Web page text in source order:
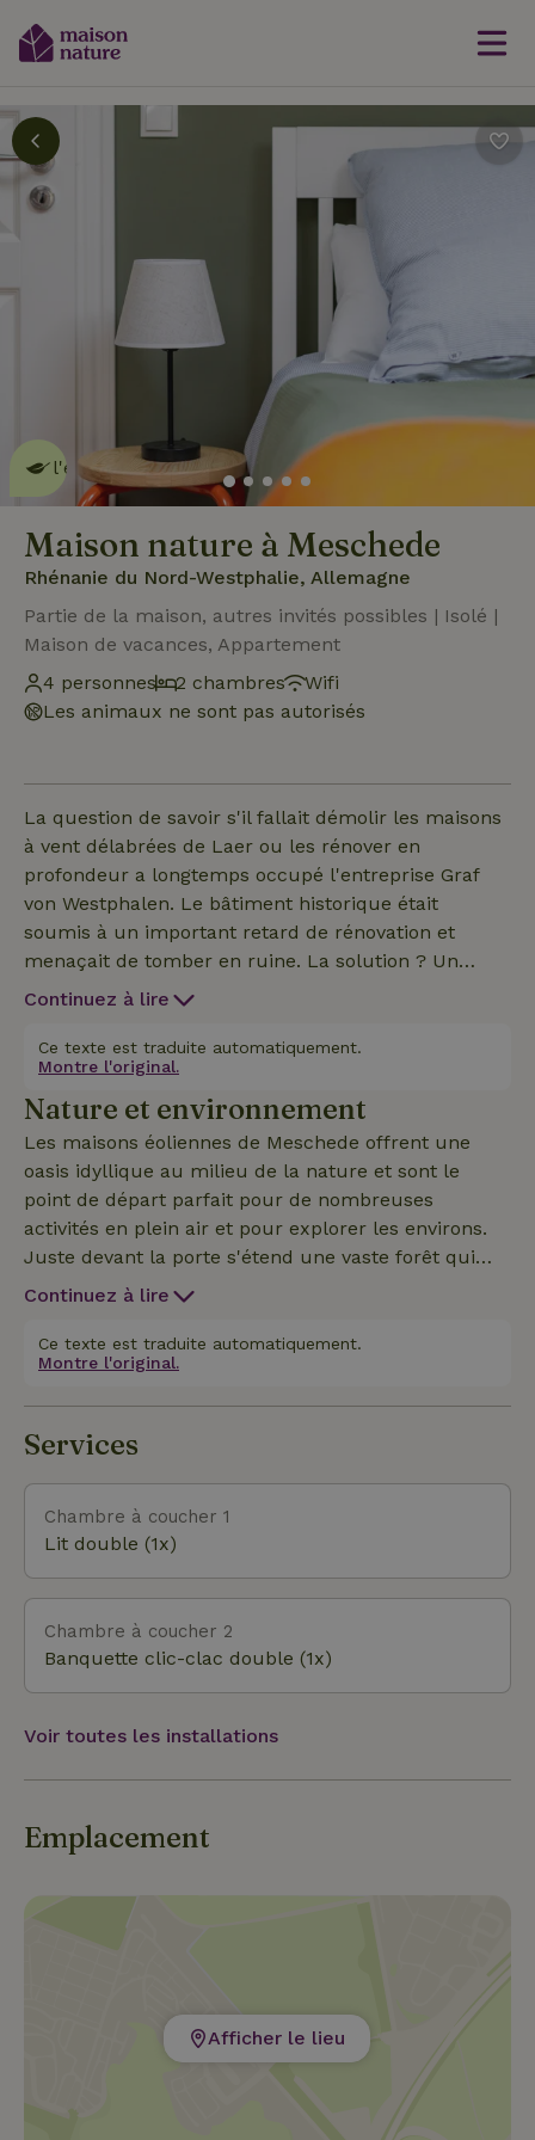
Cette Maison Nature fait de
l'effeten savoir plus
Maison nature à Meschede
Rhénanie du Nord-Westphalie, Allemagne
Partie de la maison, autres invités possibles | Isolé |
Maison de vacances, Appartement
4 personnes
2 chambres
Wifi
Les animaux ne sont pas autorisés
La question de savoir s'il fallait démolir les maisons
à vent délabrées de Laer ou les rénover en
profondeur a longtemps occupé l'entreprise Graf
von Westphalen. Le bâtiment historique était
soumis à un important retard de rénovation et
menaçait de tomber en ruine. La solution ? Un
nouveau concept de logement et des plans de
naturels. Maintenant, notre logement spécial séduit
par son charme unique et invite à découvrir la
beauté du Sauerland.
Continuez à lire
Ce texte est traduite automatiquement.
Montre l'original.
Nature et environnement
Les maisons éoliennes de Meschede offrent une
oasis idyllique au milieu de la nature et sont le
point de départ parfait pour de nombreuses
activités en plein air et pour explorer les environs.
Juste devant la porte s'étend une vaste forêt qui
invite à de longues promenades et aventures. Le
loisirs, du canotage au stand-up paddle en passant
par des pique-niques relaxants sur les rives. On
peut donc dire que la région de Meschede est un
véritable eldorado pour les randonneurs et les
cyclistes. Donc, que tu veuilles profiter de la
tranquillité de la forêt, être actif sur le lac de Henne
ou explorer les nombreux sentiers de randonnée et
pistes cyclables, les maisons éoliennes sont le point
de départ idéal pour vivre des expériences
inoubliables dans la nature. Découvre la beauté du
Sauerland et laisse-toi séduire par la splendeur
naturelle et les nombreuses possibilités de loisirs.
Continuez à lire
Ce texte est traduite automatiquement.
Montre l'original.
Services
Chambre à coucher 1
Lit double (1x)
Chambre à coucher 2
Banquette clic-clac double (1x)
Voir toutes les installations
Emplacement
Afficher le lieu